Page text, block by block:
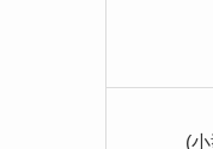
(